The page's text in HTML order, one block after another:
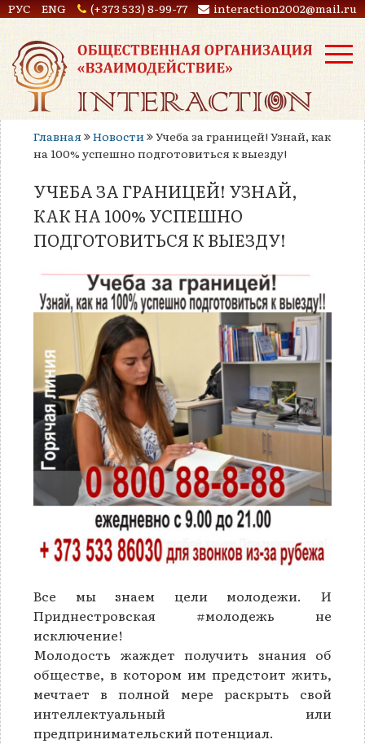
РУС ENG (+373 533) 8-99-77 interaction2002@mail.ru
Главная Новости
Учеба за границей! Узнай, как
на 100% успешно подготовиться к выезду!
УЧЕБА ЗА ГРАНИЦЕЙ! УЗНАЙ,
КАК НА 100% УСПЕШНО
ПОДГОТОВИТЬСЯ К ВЫЕЗДУ!
Все мы знаем цели молодежи. И
Приднестровская #молодежь не
исключение!
Молодость жаждет получить знания об
обществе, в котором им предстоит жить,
мечтает в полной мере раскрыть свой
интеллектуальный или
предпринимательский потенциал.